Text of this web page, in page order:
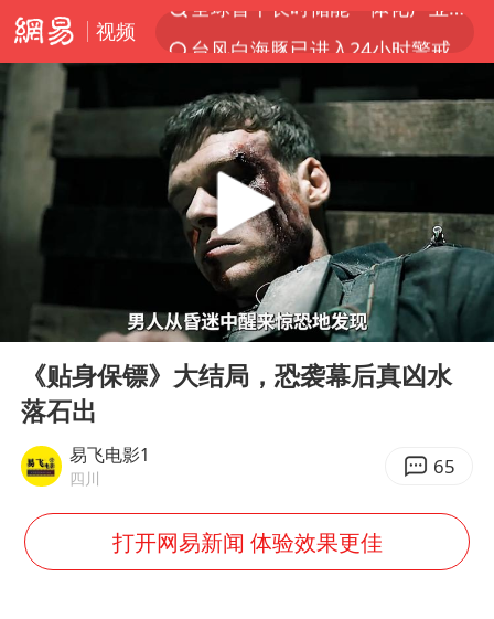
视频
四川宜宾市高县4.9级地震致1人死亡
名创优品回应女子吐槽内裤质量差
出口禁令驱动有色板块大涨
胜宏科技：股票交易异常波动
秋天的第一杯奶茶到底有多火
U17国足三连胜晋级明日之星半决赛
38岁演员求职万岁山NPC成功
胡彦斌韩磊 谁帮谁
胡彦斌获《歌手2026》歌王
Play
10:04
《贴身保镖》大结局，恐袭幕后真凶水
落石出
易飞电影1
四川 65
打开网易新闻 体验效果更佳